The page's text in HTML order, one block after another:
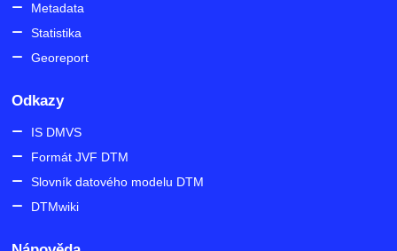
Metadata
Statistika
Georeport
Odkazy
IS DMVS
Formát JVF DTM
Slovník datového modelu DTM
DTMwiki